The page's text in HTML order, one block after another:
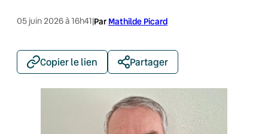
05 juin 2026 à 16h41|Par Mathilde Picard
Copier le lien Partager